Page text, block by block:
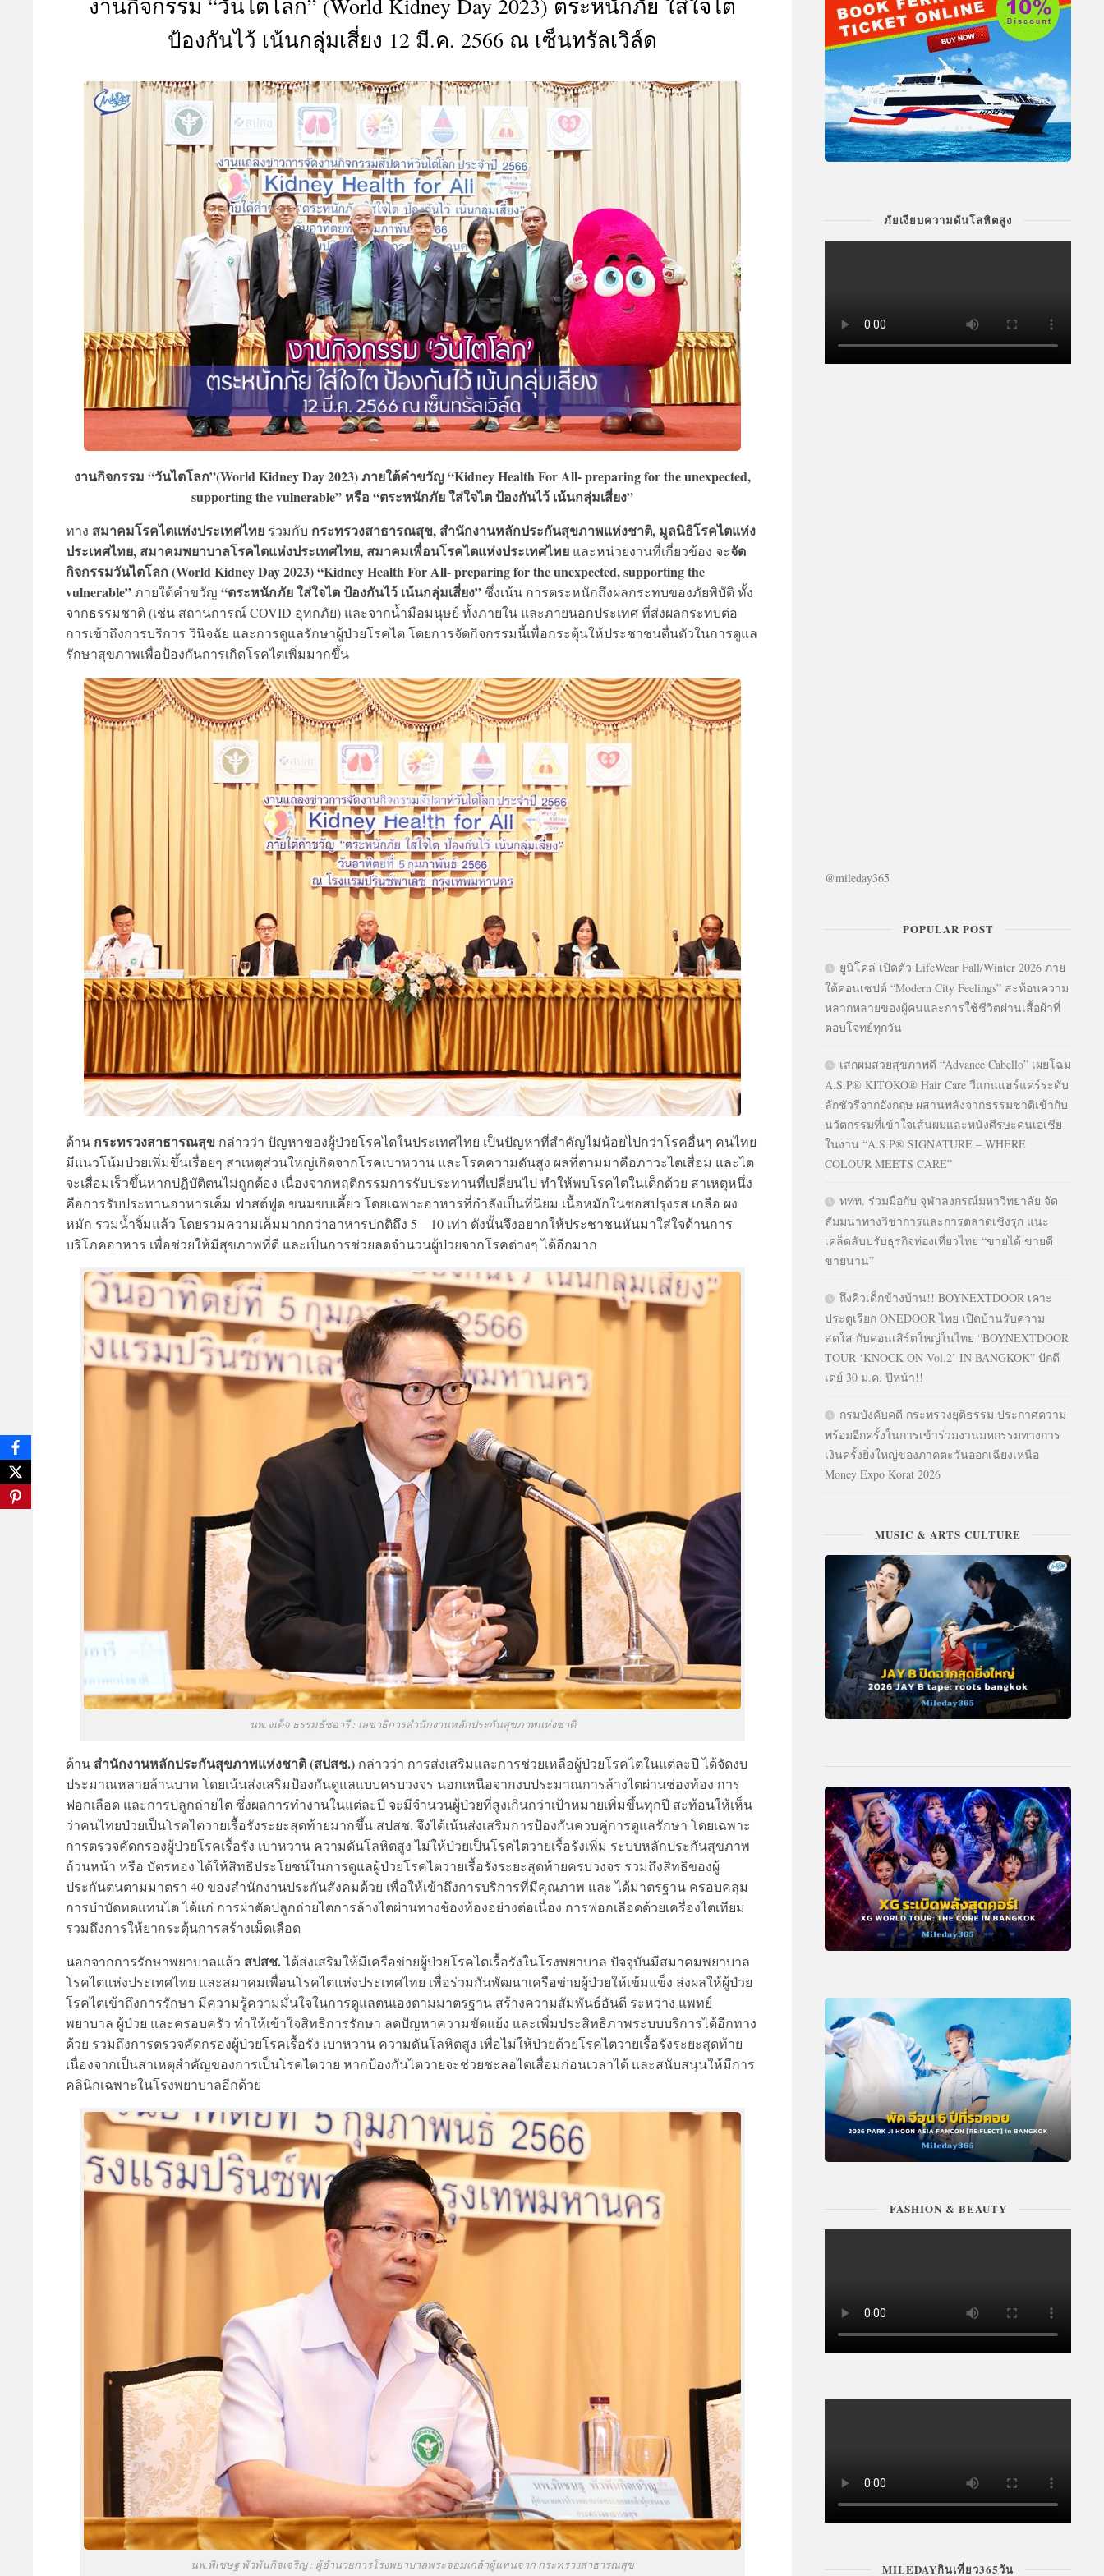
&
DEAL
งานกิจกรรม “วันไตโลก” (World Kidney Day 2023) ตระหนักภัย ใส่ใจไต
ป้องกันไว้ เน้นกลุ่มเสี่ยง 12 มี.ค. 2566 ณ เซ็นทรัลเวิล์ด
งานกิจกรรม “วันไตโลก”(World Kidney Day 2023) ภายใต้คำขวัญ “Kidney Health For All- preparing for the unexpected,
supporting the vulnerable” หรือ “ตระหนักภัย ใส่ใจไต ป้องกันไว้ เน้นกลุ่มเสี่ยง”
ทาง สมาคมโรคไตแห่งประเทศไทย ร่วมกับ กระทรวงสาธารณสุข, สำนักงานหลักประกันสุขภาพแห่งชาติ, มูลนิธิโรคไตแห่ง
ประเทศไทย, สมาคมพยาบาลโรคไตแห่งประเทศไทย, สมาคมเพื่อนโรคไตแห่งประเทศไทย และหน่วยงานที่เกี่ยวข้อง จะจัด
กิจกรรมวันไตโลก (World Kidney Day 2023) “Kidney Health For All- preparing for the unexpected, supporting the
vulnerable”ภายใต้คำขวัญ “ตระหนักภัย ใส่ใจไต ป้องกันไว้ เน้นกลุ่มเสี่ยง”ซึ่งเน้น การตระหนักถึงผลกระทบของภัยพิบัติ ทั้ง
จากธรรมชาติ (เช่น สถานการณ์ COVID อุทกภัย) และจากน้ำมือมนุษย์ ทั้งภายใน และภายนอกประเทศ ที่ส่งผลกระทบต่อ
การเข้าถึงการบริการ วินิจฉัย และการดูแลรักษาผู้ป่วยโรคไต โดยการจัดกิจกรรมนี้เพื่อกระตุ้นให้ประชาชนตื่นตัวในการดูแล
รักษาสุขภาพเพื่อป้องกันการเกิดโรคไตเพิ่มมากขึ้น
ด้าน กระทรวงสาธารณสุข กล่าวว่า ปัญหาของผู้ป่วยโรคไตในประเทศไทย เป็นปัญหาที่สำคัญไม่น้อยไปกว่าโรคอื่นๆ คนไทย
มีแนวโน้มป่วยเพิ่มขึ้นเรื่อยๆ สาเหตุส่วนใหญ่เกิดจากโรคเบาหวาน และโรคความดันสูง ผลที่ตามมาคือภาวะไตเสื่อม และไต
จะเสื่อมเร็วขึ้นหากปฏิบัติตนไม่ถูกต้อง เนื่องจากพฤติกรรมการรับประทานที่เปลี่ยนไป ทำให้พบโรคไตในเด็กด้วย สาเหตุหนึ่ง
คือการรับประทานอาหารเค็ม ฟาสต์ฟูด ขนมขบเคี้ยว โดยเฉพาะอาหารที่กำลังเป็นที่นิยม เนื้อหมักในซอสปรุงรส เกลือ ผง
หมัก รวมน้ำจิ้มแล้ว โดยรวมความเค็มมากกว่าอาหารปกติถึง 5 – 10 เท่า ดังนั้นจึงอยากให้ประชาชนหันมาใส่ใจด้านการ
บริโภคอาหาร เพื่อช่วยให้มีสุขภาพที่ดี และเป็นการช่วยลดจำนวนผู้ป่วยจากโรคต่างๆ ได้อีกมาก
นพ.จเด็จ ธรรมธัชอารี : เลขาธิการสำนักงานหลักประกันสุขภาพแห่งชาติ
ด้าน สำนักงานหลักประกันสุขภาพแห่งชาติ (สปสช.) กล่าวว่า การส่งเสริมและการช่วยเหลือผู้ป่วยโรคไตในแต่ละปี ได้จัดงบ
ประมาณหลายล้านบาท โดยเน้นส่งเสริมป้องกันดูแลแบบครบวงจร นอกเหนือจากงบประมาณการล้างไตผ่านช่องท้อง การ
ฟอกเลือด และการปลูกถ่ายไต ซึ่งผลการทำงานในแต่ละปี จะมีจำนวนผู้ป่วยที่สูงเกินกว่าเป้าหมายเพิ่มขึ้นทุกปี สะท้อนให้เห็น
ว่าคนไทยป่วยเป็นโรคไตวายเรื้อรังระยะสุดท้ายมากขึ้น สปสช. จึงได้เน้นส่งเสริมการป้องกันควบคู่การดูแลรักษา โดยเฉพาะ
การตรวจคัดกรองผู้ป่วยโรคเรื้อรัง เบาหวาน ความดันโลหิตสูง ไม่ให้ป่วยเป็นโรคไตวายเรื้อรังเพิ่ม ระบบหลักประกันสุขภาพ
ถ้วนหน้า หรือ บัตรทอง ได้ให้สิทธิประโยชน์ในการดูแลผู้ป่วยโรคไตวายเรื้อรังระยะสุดท้ายครบวงจร รวมถึงสิทธิของผู้
ประกันตนตามมาตรา 40 ของสำนักงานประกันสังคมด้วย เพื่อให้เข้าถึงการบริการที่มีคุณภาพ และ ได้มาตรฐาน ครอบคลุม
การบำบัดทดแทนไต ได้แก่ การผ่าตัดปลูกถ่ายไตการล้างไตผ่านทางช้องท้องอย่างต่อเนื่อง การฟอกเลือดด้วยเครื่องไตเทียม
รวมถึงการให้ยากระตุ้นการสร้างเม็ดเลือด
นอกจากการรักษาพยาบาลแล้ว สปสช.ได้ส่งเสริมให้มีเครือข่ายผู้ป่วยโรคไตเรื้อรังในโรงพยาบาล ปัจจุบันมีสมาคมพยาบาล
โรคไตแห่งประเทศไทย และสมาคมเพื่อนโรคไตแห่งประเทศไทย เพื่อร่วมกันพัฒนาเครือข่ายผู้ป่วยให้เข้มแข็ง ส่งผลให้ผู้ป่วย
โรคไตเข้าถึงการรักษา มีความรู้ความมั่นใจในการดูแลตนเองตามมาตรฐาน สร้างความสัมพันธ์อันดี ระหว่าง แพทย์
พยาบาล ผู้ป่วย และครอบครัว ทำให้เข้าใจสิทธิการรักษา ลดปัญหาความขัดแย้ง และเพิ่มประสิทธิภาพระบบบริการได้อีกทาง
ด้วย รวมถึงการตรวจคัดกรองผู้ป่วยโรคเรื้อรัง เบาหวาน ความดันโลหิตสูง เพื่อไม่ให้ป่วยด้วยโรคไตวายเรื้อรังระยะสุดท้าย
เนื่องจากเป็นสาเหตุสำคัญของการเป็นโรคไตวาย หากป้องกันไตวายจะช่วยชะลอไตเสื่อมก่อนเวลาได้ และสนับสนุนให้มีการ
คลินิกเฉพาะในโรงพยาบาลอีกด้วย
นพ.พิเชษฐ พัวพันกิจเจริญ : ผู้อำนวยการโรงพยาบาลพระจอมเกล้าผู้แทนจาก กระทรวงสาธารณสุข
ภัยเงียบความดันโลหิตสูง
@mileday365
POPULAR POST
ยูนิโคล่ เปิดตัว LifeWear Fall/Winter 2026 ภาย
ใต้คอนเซปต์ “Modern City Feelings” สะท้อนความ
หลากหลายของผู้คนและการใช้ชีวิตผ่านเสื้อผ้าที่
ตอบโจทย์ทุกวัน
เสกผมสวยสุขภาพดี “Advance Cabello” เผยโฉม
A.S.P® KITOKO® Hair Care วีแกนแฮร์แคร์ระดับ
ลักชัวรีจากอังกฤษ ผสานพลังจากธรรมชาติเข้ากับ
นวัตกรรมที่เข้าใจเส้นผมและหนังศีรษะคนเอเชีย
ในงาน “A.S.P® SIGNATURE – WHERE
COLOUR MEETS CARE”
ททท. ร่วมมือกับ จุฬาลงกรณ์มหาวิทยาลัย จัด
สัมมนาทางวิชาการและการตลาดเชิงรุก แนะ
เคล็ดลับปรับธุรกิจท่องเที่ยวไทย “ขายได้ ขายดี
ขายนาน”
ถึงคิวเด็กข้างบ้าน!! BOYNEXTDOOR เคาะ
ประตูเรียก ONEDOOR ไทย เปิดบ้านรับความ
สดใส กับคอนเสิร์ตใหญ่ในไทย “BOYNEXTDOOR
TOUR ‘KNOCK ON Vol.2’ IN BANGKOK” ปักดี
เดย์ 30 ม.ค. ปีหน้า!!
กรมบังคับคดี กระทรวงยุติธรรม ประกาศความ
พร้อมอีกครั้งในการเข้าร่วมงานมหกรรมทางการ
เงินครั้งยิ่งใหญ่ของภาคตะวันออกเฉียงเหนือ
Money Expo Korat 2026
MUSIC & ARTS CULTURE
FASHION & BEAUTY
MILEDAYกินเที่ยว365วัน